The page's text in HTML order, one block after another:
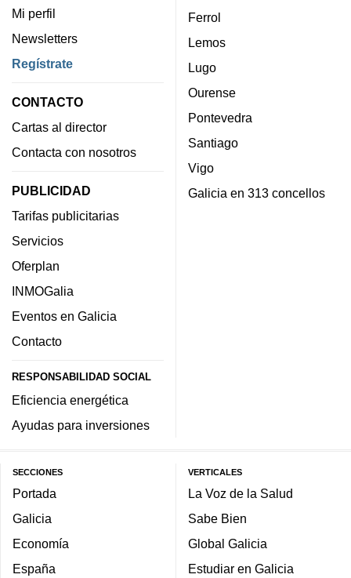
Mi perfil
Newsletters
Regístrate
CONTACTO
Cartas al director
Contacta con nosotros
PUBLICIDAD
Tarifas publicitarias
Servicios
Oferplan
INMOGalia
Eventos en Galicia
Contacto
RESPONSABILIDAD SOCIAL
Eficiencia energética
Ayudas para inversiones
Ferrol
Lemos
Lugo
Ourense
Pontevedra
Santiago
Vigo
Galicia en 313 concellos
SECCIONES
Portada
Galicia
Economía
España
VERTICALES
La Voz de la Salud
Sabe Bien
Global Galicia
Estudiar en Galicia